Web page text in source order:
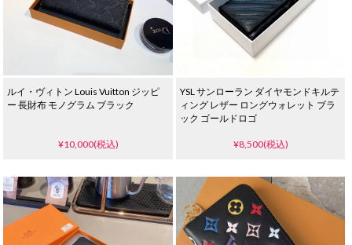
ルイ・ヴィトン Louis Vuitton ジッピ
ー 長財布 モノグラム ブラック
¥10,000(税込)
YSL サンローラン ダイヤモンドキルテ
ィング レザー ロングウォレット ブラ
ック ゴールドロゴ
¥8,500(税込)